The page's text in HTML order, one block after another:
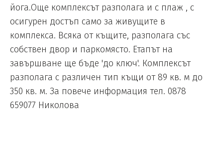
йога.Още комплексът разполага и с плаж , с
осигурен достъп само за живущите в
комплекса. Всяка от къщите, разполага със
собствен двор и паркомясто. Етапът на
завършване ще бъде 'до ключ'. Комплексът
разполага с различен тип къщи от 89 кв. м до
350 кв. м. За повече информация тел. 0878
659077 Николова